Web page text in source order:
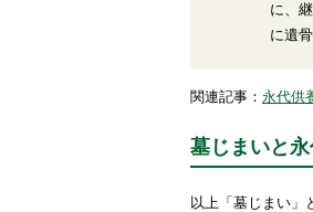
に、
に遺
関連記事： 永代供
墓じまいと
以上「墓じまい」